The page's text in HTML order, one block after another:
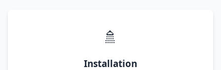
🚿
Installation